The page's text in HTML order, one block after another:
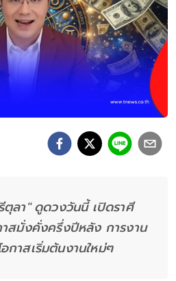
ลา" ดูดวงวันนี้ เปิดราศี
าสมั่งคั่งครึ่งปีหลัง การงาน
าสเริ่มต้นงานใหม่ๆ